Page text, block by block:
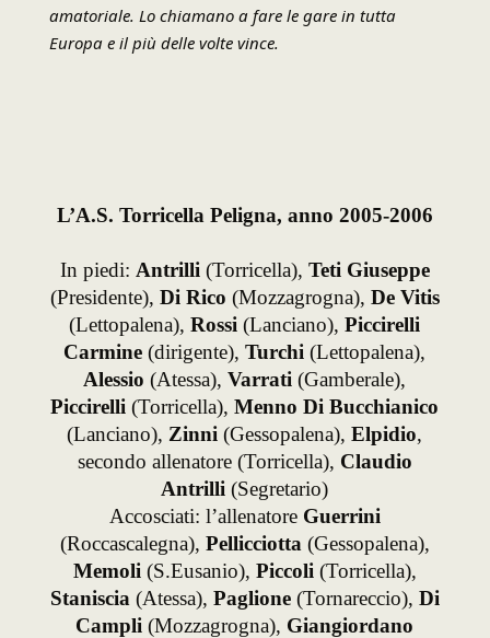
amatoriale. Lo chiamano a fare le gare in tutta
Europa e il più delle volte vince.
L’A.S. Torricella Peligna, anno 2005-2006
In piedi: Antrilli (Torricella), Teti Giuseppe
(Presidente), Di Rico (Mozzagrogna), De Vitis
(Lettopalena), Rossi (Lanciano), Piccirelli
Carmine (dirigente), Turchi (Lettopalena),
Alessio (Atessa), Varrati (Gamberale),
Piccirelli (Torricella), Menno Di Bucchianico
(Lanciano), Zinni (Gessopalena), Elpidio,
secondo allenatore (Torricella), Claudio
Antrilli (Segretario)
Accosciati: l’allenatore Guerrini
(Roccascalegna), Pellicciotta (Gessopalena),
Memoli (S.Eusanio), Piccoli (Torricella),
Staniscia (Atessa), Paglione (Tornareccio), Di
Campli (Mozzagrogna), Giangiordano